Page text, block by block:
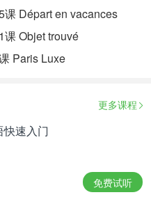
au 20 mai
Terre
au 20 juin
Eau
火
Départ en vacances
Objet trouvé
Paris Luxe
更多课程
速入门
免费试听